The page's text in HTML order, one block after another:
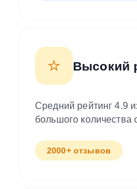
⭐ Высокий
Средний рейтинг 4.9
большого количества
2000+ отзывов